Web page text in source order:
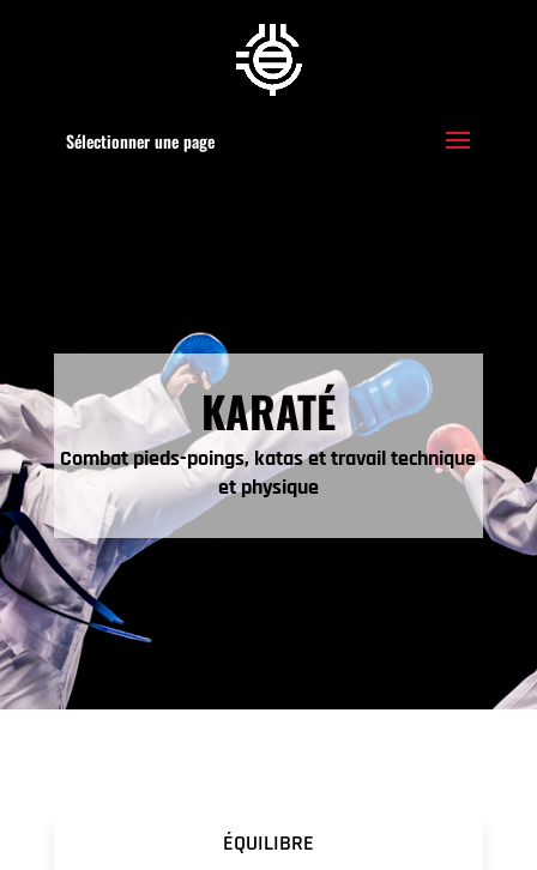
Sélectionner une page
KARATÉ
Combat pieds-poings, katas et travail technique
et physique
ÉQUILIBRE